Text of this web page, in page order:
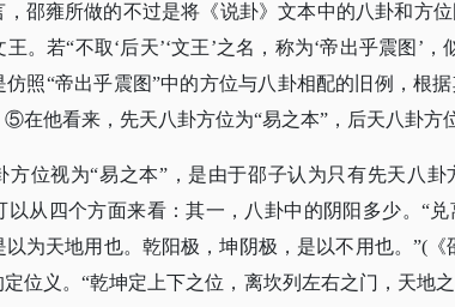
，邵雍所做的不过是将《说卦》文本中的八卦和方
王。若“不取‘后天’‘文王’之名，称为‘帝出乎震图’
照“帝出乎震图”中的方位与八卦相配的旧例，根
在他看来，先天八卦方位为“易之本”，后天八卦方
方位视为“易之本”，是由于邵子认为只有先天八
以从四个方面来看：其一，八卦中的阴阳多少。“
为天地用也。乾阳极，坤阴极，是以不用也。”(
位义。“乾坤定上下之位，离坎列左右之门，天地